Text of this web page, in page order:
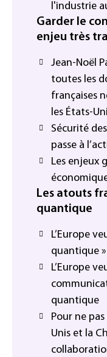
l'industrie
Garder le
enjeu très
Jean-Noël
toutes les
françaises
les États-
Sécurité
passe à
Les enjeux
Les atouts
quantique
L’Europe
quantique
L’Europe
quantique
Pour ne
Unis et la